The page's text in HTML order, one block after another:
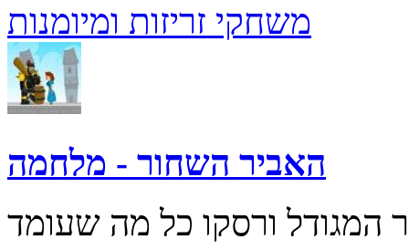
משחקי זריזות ומיומנות
האביר השחור - מלחמה